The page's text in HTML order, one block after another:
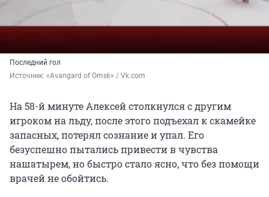
Последний гол
Источник: «Avangard of Omsk» / Vk.com
На 58-й минуте Алексей столкнулся с другим
игроком на льду, после этого подъехал к скамейке
запасных, потерял сознание и упал. Его
безуспешно пытались привести в чувства
нашатырем, но быстро стало ясно, что без помощи
врачей не обойтись.